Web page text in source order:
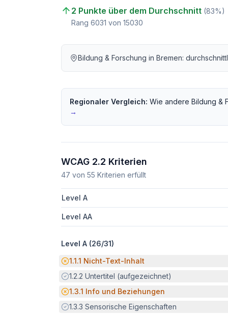
2 Punkte über dem Durchschnitt (83%)
Rang 6031 von 15030
Bildung & Forschung in Bremen:
Regionaler Vergleich: Wie andere Bildung &
→
WCAG 2.2 Kriterien
47 von 55 Kriterien erfüllt
Level A
Level AA
Level A (26/31)
Potenzielle Barriere:
1.1.1 Nicht-Text-Inhalt
Erfüllt:
1.2.2 Untertitel (aufgezeichnet)
Potenzielle Barriere:
1.3.1 Info und Beziehungen
Erfüllt:
1.3.3 Sensorische Eigenschaften